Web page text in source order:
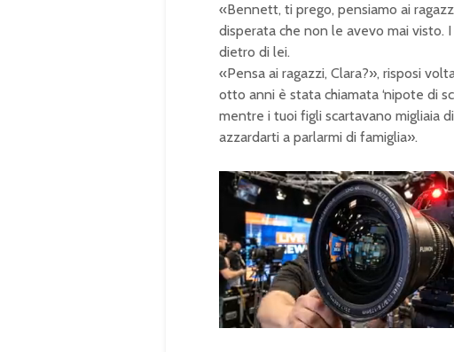
«Bennett, ti prego, pensiamo ai
disperata che non le avevo mai visto.
dietro di lei.
«Pensa ai ragazzi, Clara?», risposi
otto anni è stata chiamata ‘nipote di
mentre i tuoi figli scartavano migliaia
azzardarti a parlarmi di famiglia».
n
m
L
o